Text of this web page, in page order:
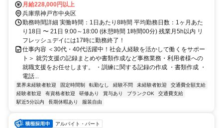
駅」から徒歩5分
月給228,000円以上
兵庫県神戸市中央区
勤務時間詳細 実働時間：1日あたり8時間 平均勤務日数：1ヶ月あた
り18日 〜 21日 9:00～18:00 (休憩時間 1時間00分) 残業月5h以内 リ
フレッシュデイには17時に勤務終了！
仕事内容 ＜30代・40代活躍中！社会人経験を活かして働くをサポー
ト＞ 就労支援の記録まとめや書類作成など事務業務・利用者様への
就職支援をお任せします。 ・訓練に関する記録の作成 ・書類作成 ・
電話...
業界未経験者歓迎 固定時間制 転勤なし 経験不問 未経験者歓迎
交通費全額支給
経験者歓迎
有資格者歓迎 研修あり 賞与あり ブランクOK
交通費支給
駅近5分以内
長期休暇あり 服装自由
アルバイト・パート